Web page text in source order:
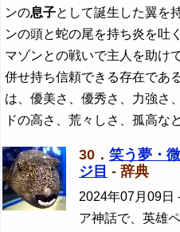
ンの息子として誕生した翼を
ンの頭と蛇の尾を持ち炎を吐
マゾンとの戦いで主人を助け
併せ持ち信頼できる存在であ
は、優美さ、優秀さ、力強さ
ドの高さ、荒々しさ、孤高な
30． 笑う夢・
ジ目 - 辞典
2024年07月09日
ア神話で、英雄